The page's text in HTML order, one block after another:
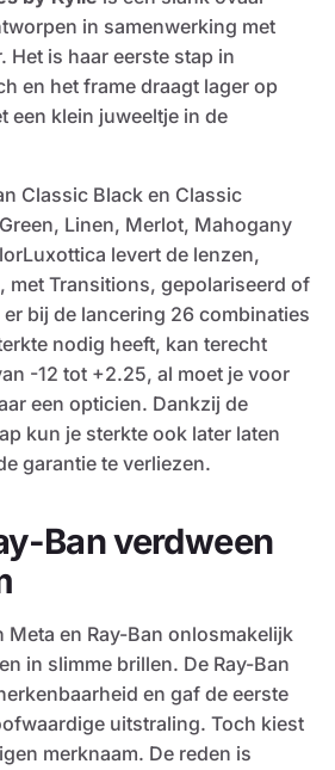
in samenwerking met
Het is haar eerste stap in
en het frame draagt lager op
een klein juweeltje in de
Classic Black en Classic
Linen, Merlot, Mahogany
levert de lenzen,
met Transitions, gepolariseerd of
bij de lancering 26 combinaties
nodig heeft, kan terecht
-12 tot +2.25, al moet je voor
een opticien. Dankzij de
kun je sterkte ook later laten
garantie te verliezen.
Ban verdween
Meta en Ray-Ban onlosmakelijk
in slimme brillen. De Ray-Ban
en gaf de eerste
uitstraling. Toch kiest
merknaam. De reden is